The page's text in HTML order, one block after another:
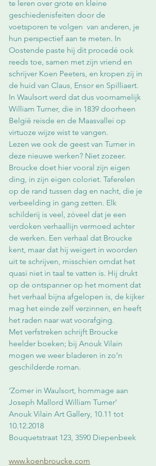
te leren over grote en kleine
geschiedenisfeiten door de
voetsporen te volgen  van anderen, je
hun perspectief aan te meten. In
Oostende paste hij dit procedé ook
reeds toe, samen met zijn vriend en
schrijver Koen Peeters, en kropen zij in
de huid van Claus, Ensor en Spilliaert.
In Waulsort werd dat dus voornamelijk
William Turner, die in 1839 doorheen
België reisde en de Maasvallei op
virtuoze wijze wist te vangen.
Lezen we ook de geest van Turner in
deze nieuwe werken? Niet zozeer.
Broucke doet hier vooral zijn eigen
ding, in zijn eigen coloriet. Taferelen
op de rand tussen dag en nacht, die je
verbeelding in gang zetten. Elk
schilderij is veel, zóveel dat je een
verdoken verhaallijn vermoed achter
de werken. Een verhaal dat Broucke
kent, maar dat hij weigert in woorden
uit te schrijven, misschien omdat het
quasi niet in taal te vatten is. Hij drukt
op de ontspanner op het moment dat
het verhaal bijna afgelopen is, de kijker
mag het einde zelf verzinnen, en heeft
het raden naar wat voorafging.
Met verfstreken schrijft Broucke
heelder boeken; bij Anouk Vilain
mogen we weer bladeren in zo’n
geschilderde roman.
‘Zomer in Waulsort, hommage aan
Joseph Mallord William Turner’
Anouk Vilain Art Gallery, 10.11 tot
10.12.2018
Bouquetstraat 123, 3590 Diepenbeek
www.koenbroucke.com